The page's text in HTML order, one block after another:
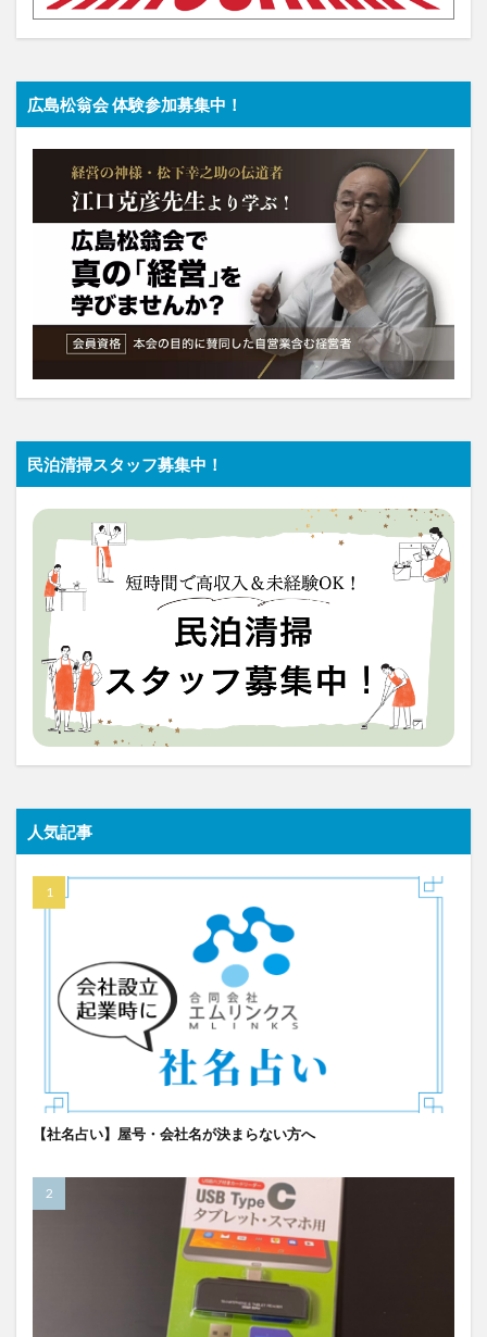
広島松翁会 体験参加募集中！
民泊清掃スタッフ募集中！
人気記事
【社名占い】屋号・会社名が決まらない方へ